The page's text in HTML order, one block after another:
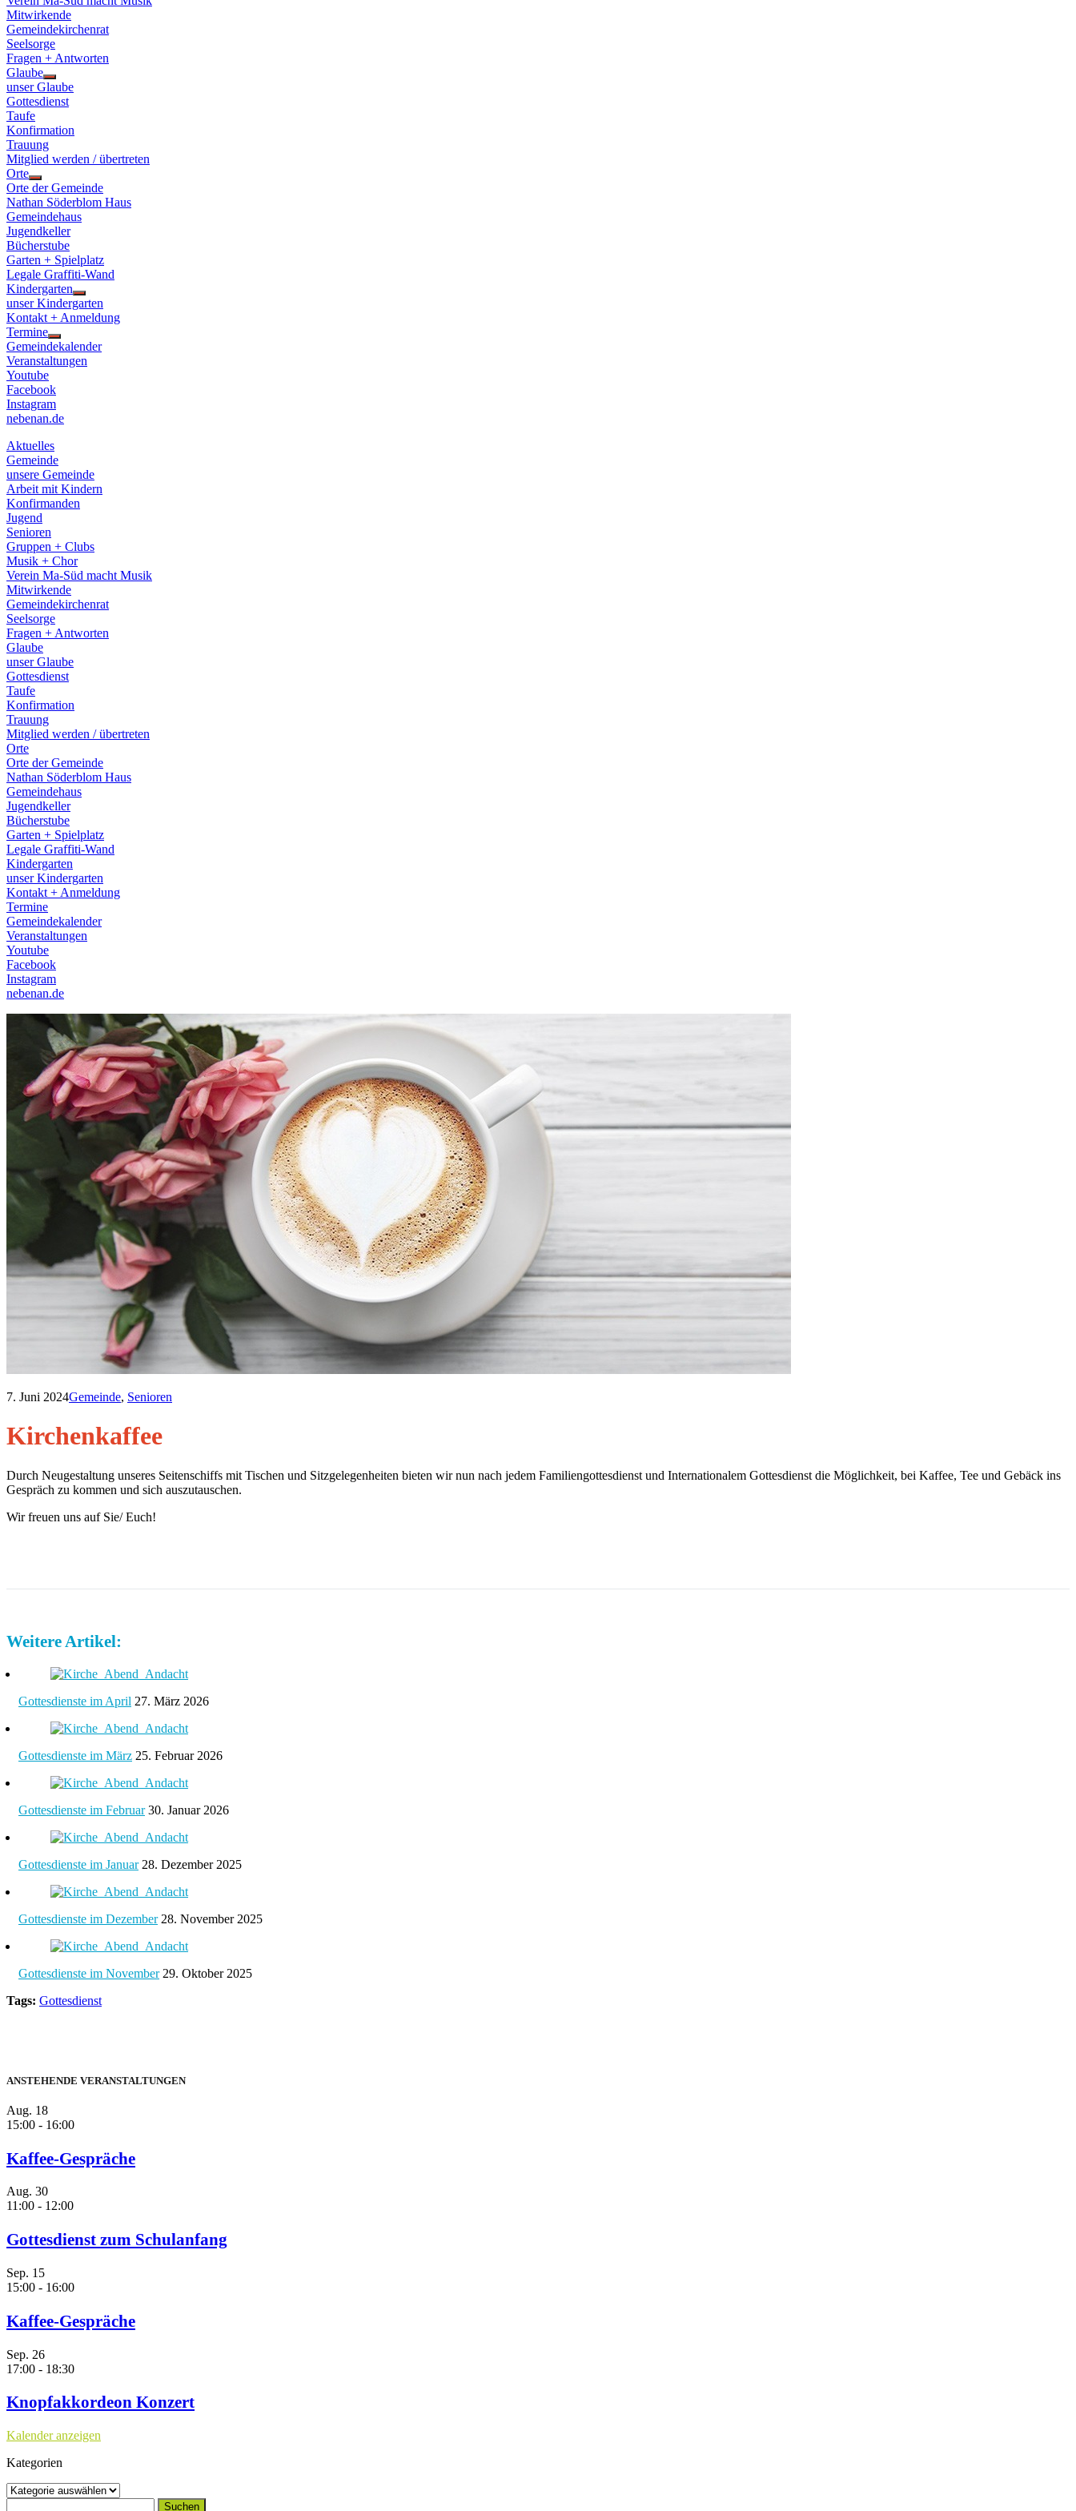
Mitwirkende
Gemeindekirchenrat
Seelsorge
Fragen + Antworten
Glaube
Show
sub
menu
unser Glaube
Gottesdienst
Taufe
Konfirmation
Trauung
Mitglied werden / übertreten
Orte
Show
sub
menu
Orte der Gemeinde
Nathan Söderblom Haus
Gemeindehaus
Jugendkeller
Bücherstube
Garten + Spielplatz
Legale Graffiti-Wand
Kindergarten
Show
sub
menu
unser Kindergarten
Kontakt + Anmeldung
Termine
Show
sub
menu
Gemeindekalender
Veranstaltungen
Youtube
Facebook
Instagram
nebenan.de
Aktuelles
Gemeinde
unsere Gemeinde
Arbeit mit Kindern
Konfirmanden
Jugend
Senioren
Gruppen + Clubs
Musik + Chor
Verein Ma-Süd macht Musik
Mitwirkende
Gemeindekirchenrat
Seelsorge
Fragen + Antworten
Glaube
unser Glaube
Gottesdienst
Taufe
Konfirmation
Trauung
Mitglied werden / übertreten
Orte
Orte der Gemeinde
Nathan Söderblom Haus
Gemeindehaus
Jugendkeller
Bücherstube
Garten + Spielplatz
Legale Graffiti-Wand
Kindergarten
unser Kindergarten
Kontakt + Anmeldung
Termine
Gemeindekalender
Veranstaltungen
Youtube
Facebook
Instagram
nebenan.de
7. Juni 2024Gemeinde, Senioren
Kirchenkaffee
Durch Neugestaltung unseres Seitenschiffs mit Tischen und Sitzgelegenheiten bieten wir nun nach jedem Familiengottesdienst und Internationalem Gottesdienst die Möglichkeit, bei Kaffee, Tee und Gebäck ins
Gespräch zu kommen und sich auszutauschen.
Wir freuen uns auf Sie/ Euch!
Weitere Artikel:
Gottesdienste im April 27. März 2026
Gottesdienste im März 25. Februar 2026
Gottesdienste im Februar30. Januar 2026
Gottesdienste im Januar28. Dezember 2025
Gottesdienste im Dezember28. November 2025
Gottesdienste im November29. Oktober 2025
Tags: Gottesdienst
ANSTEHENDE VERANSTALTUNGEN
Aug. 18
15:00 - 16:00
Kaffee-Gespräche
Aug. 30
11:00 - 12:00
Gottesdienst zum Schulanfang
Sep. 15
15:00 - 16:00
Kaffee-Gespräche
Sep. 26
17:00 - 18:30
Knopfakkordeon Konzert
Kalender anzeigen
Kategorien
Kategorien